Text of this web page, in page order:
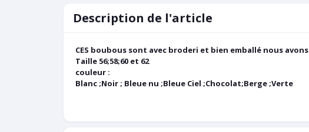
Description de l'article
CES boubous sont avec broderi et bien emballé nous avons
Taille 56;58;60 et 62
couleur :
Blanc ;Noir ; Bleue nu ;Bleue Ciel ;Chocolat;Berge ;Verte